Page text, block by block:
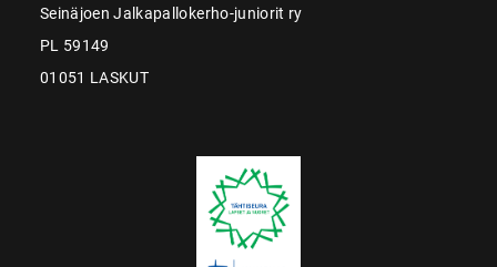
Seinäjoen Jalkapallokerho-juniorit ry
PL 59149
01051 LASKUT